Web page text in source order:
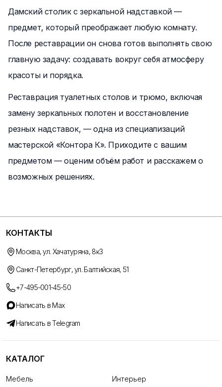
Дамский столик с зеркальной надставкой —
предмет, который преображает любую комнату.
После реставрации он снова готов выполнять свою
главную задачу: создавать вокруг себя атмосферу
красоты и порядка.
Реставрация туалетных столов и трюмо, включая
замену зеркальных полотен и восстановление
резных надставок, — одна из специализаций
мастерской «Контора К». Приходите с вашим
предметом — оценим объём работ и расскажем о
возможных решениях.
КОНТАКТЫ
Москва, ул. Хачатуряна, 8к3
Санкт-Петербург, ул. Балтийская, 51
+7-495-001-45-50
Написать в Max
Написать в Telegram
КАТАЛОГ
Мебель
Интерьер